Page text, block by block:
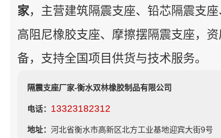
家，主营建筑隔震支座、铅芯隔震支
高阻尼橡胶支座、摩擦摆隔震支座，
备，支持全国项目供货与技术服务。
隔震支座厂家-衡水双林橡胶制品有限公司
电话： 13323182312
地址： 河北省衡水市高新区北方工业基地迎宾大街9号